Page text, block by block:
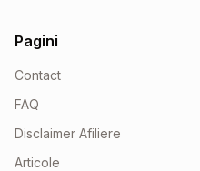
Pagini
Contact
FAQ
Disclaimer Afiliere
Articole